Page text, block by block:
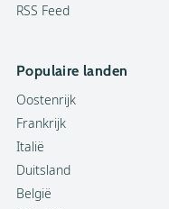
RSS Feed
Populaire landen
Oostenrijk
Frankrijk
Italië
Duitsland
België